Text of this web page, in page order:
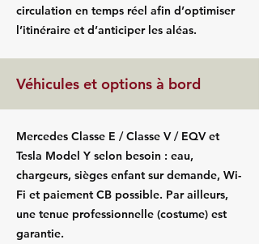
circulation en temps réel afin d’optimiser
l’itinéraire et d’anticiper les aléas.
Véhicules et options à bord
Mercedes Classe E / Classe V / EQV et
Tesla Model Y selon besoin : eau,
chargeurs, sièges enfant sur demande, Wi-
Fi et paiement CB possible. Par ailleurs,
une tenue professionnelle (costume) est
garantie.